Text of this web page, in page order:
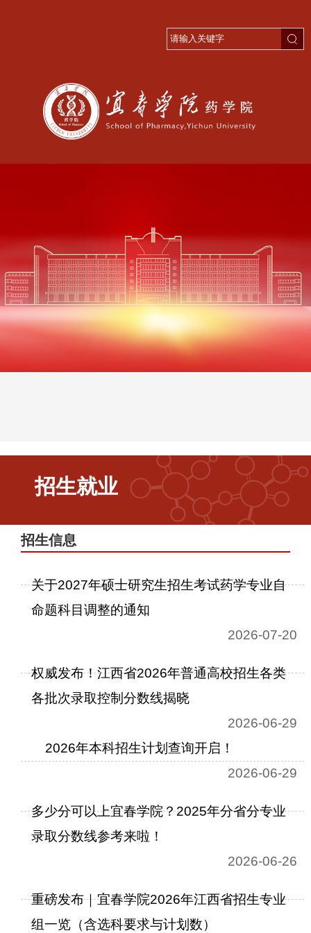
招生就业
当前位置： 首页 招生就业
招生信息
关于2027年硕士研究生招生考试药学专业自
命题科目调整的通知
2026-07-20
权威发布！江西省2026年普通高校招生各类
各批次录取控制分数线揭晓
2026-06-29
2026年本科招生计划查询开启！
2026-06-29
多少分可以上宜春学院？2025年分省分专业
录取分数线参考来啦！
2026-06-26
重磅发布｜宜春学院2026年江西省招生专业
组一览（含选科要求与计划数）